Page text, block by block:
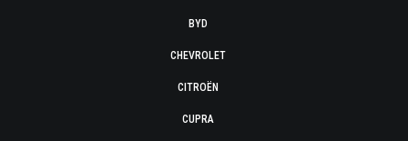
BYD
CHEVROLET
CITROËN
CUPRA